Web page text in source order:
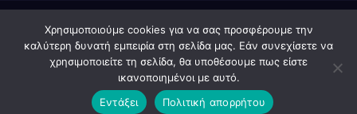
Δημιουργήθηκε από το digital2000 με την Υποστήριξη του WordPress
Θέμα: Newsup απόThemeansar.
macedonianetΔιαφημιστείτεΕπικοινωνίαΠολιτική Απορρήτου
Χρησιμοποιούμε cookies για να σας προσφέρουμε την
καλύτερη δυνατή εμπειρία στη σελίδα μας. Εάν συνεχίσετε να
χρησιμοποιείτε τη σελίδα, θα υποθέσουμε πως είστε
ικανοποιημένοι με αυτό.
Εντάξει
Πολιτική απορρήτου